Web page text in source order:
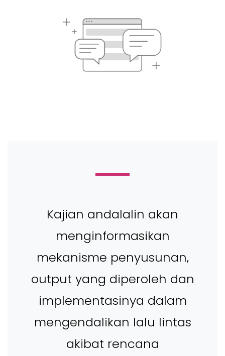
Kajian andalalin akan
menginformasikan
mekanisme penyusunan,
output yang diperoleh dan
implementasinya dalam
mengendalikan lalu lintas
akibat rencana